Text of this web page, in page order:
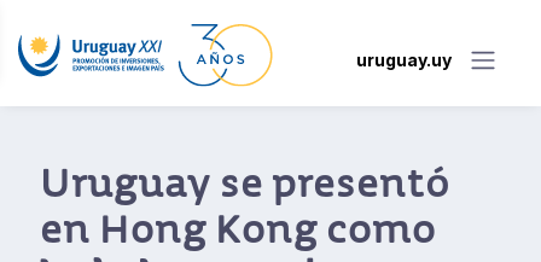
uruguay.uy
Uruguay se presentó
en Hong Kong como